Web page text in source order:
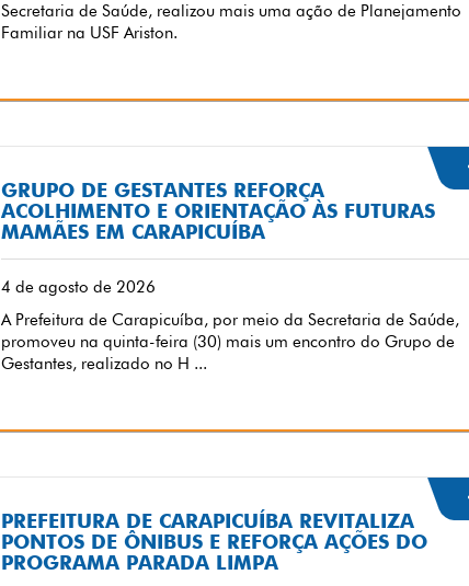
Secretaria de Saúde, realizou mais uma ação de Planejamento
Familiar na USF Ariston.
GRUPO DE GESTANTES REFORÇA
ACOLHIMENTO E ORIENTAÇÃO ÀS FUTURAS
MAMÃES EM CARAPICUÍBA
4 de agosto de 2026
A Prefeitura de Carapicuíba, por meio da Secretaria de Saúde,
promoveu na quinta-feira (30) mais um encontro do Grupo de
Gestantes, realizado no H ...
PREFEITURA DE CARAPICUÍBA REVITALIZA
PONTOS DE ÔNIBUS E REFORÇA AÇÕES DO
PROGRAMA PARADA LIMPA